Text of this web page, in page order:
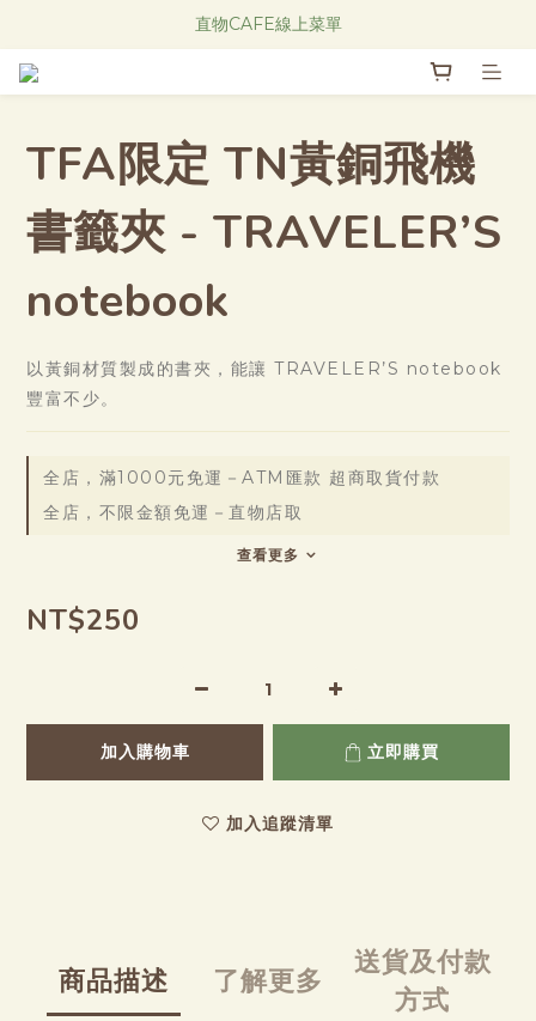
Research Notes 新品發售中！
直物CAFE線上菜單
TFA限定 TN黃銅飛機
書籤夾 - TRAVELER’S
notebook
以黃銅材質製成的書夾，能讓 TRAVELER’S notebook
豐富不少。
全店，滿1000元免運－ATM匯款 超商取貨付款
全店，不限金額免運－直物店取
查看更多
NT$250
加入購物車 立即購買
加入追蹤清單
商品描述 了解更多
送貨及付款
方式